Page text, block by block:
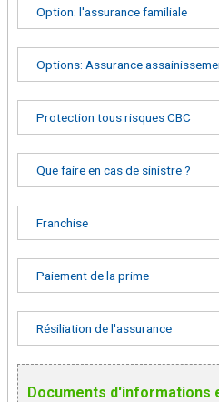
Option: l'assurance familiale
Options: Assurance
Protection tous risques CBC
Que faire en cas de sinistre ?
Franchise
Paiement de la prime
Résiliation de l'assurance
Documents d'informations